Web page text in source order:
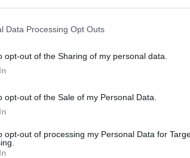
Data Processing Opt Outs
opt-out of the Sharing of my personal data.
opt-out of the Sale of my Personal Data.
opt-out of processing my Personal Data for
S.R.L. 0-1 milioni
SRL SEMPLIFICATA'
TELEVISIVA MARCHE S.R.L.